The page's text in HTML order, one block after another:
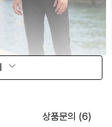
상품문의 (6)